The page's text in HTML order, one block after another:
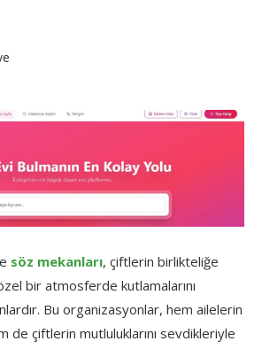
söz mekanları, çiftlerin birlikteliğe
özel bir atmosferde kutlamalarını
Bu organizasyonlar, hem ailelerin
de çiftlerin mutluluklarını sevdikleriyle